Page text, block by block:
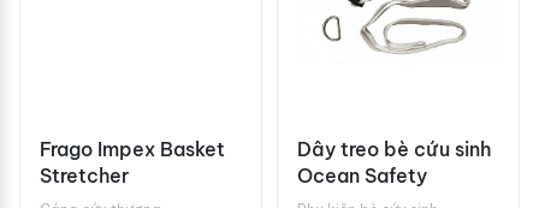
Frago Impex Basket
Stretcher
Dây treo bè cứu sinh
Ocean Safety